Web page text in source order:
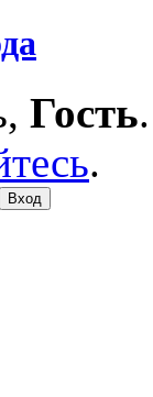
Гость
.